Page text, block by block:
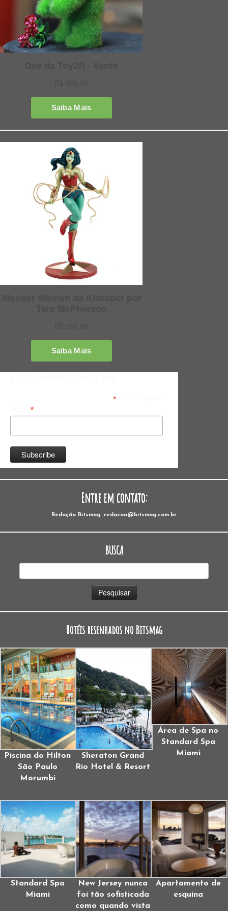
*indicates required
*
Entre em contato:
Redação Bitsmag: redacao@bitsmag.com.br
BUSCA
Hotéis resenhados no Bitsmag
Piscina do Hilton
São Paulo
Morumbi
Sheraton Grand
Rio Hotel & Resort
Área de Spa no
Standard Spa
Miami
Standard Spa
Miami
New Jersey nunca
foi tão sofisticada
como quando vista
Apartamento de
esquina